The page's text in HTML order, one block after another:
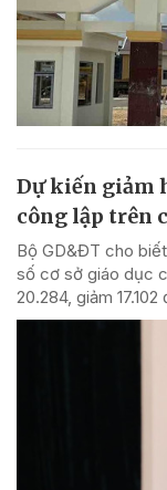
Dự kiến giảm
công lập trên
Bộ GD&ĐT cho
số cơ sở giáo dục
20.284, giảm